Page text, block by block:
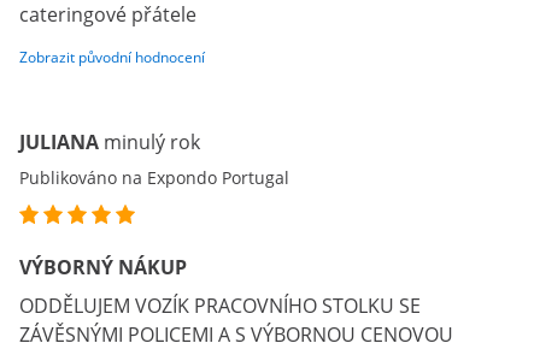
cateringové přátele
Zobrazit původní hodnocení
JULIANA minulý rok
Publikováno na Expondo Portugal
VÝBORNÝ NÁKUP
ODDĚLUJEM VOZÍK PRACOVNÍHO STOLKU SE
ZÁVĚSNÝMI POLICEMI A S VÝBORNOU CENOVOU